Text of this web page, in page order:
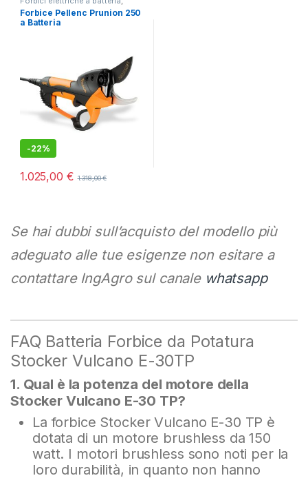
Potatura
Forbice Pellenc Prunion 250
a Batteria
-22%
1.025,00 € 1.318,00€
Se hai dubbi sull’acquisto del modello più
adeguato alle tue esigenze non esitare a
contattare IngAgro sul canale whatsapp
FAQ Batteria Forbice da Potatura
Stocker Vulcano E-30TP
1. Qual è la potenza del motore della
Stocker Vulcano E-30 TP?
La forbice Stocker Vulcano E-30 TP è
dotata di un motore brushless da 150
watt. I motori brushless sono noti per la
loro durabilità, in quanto non hanno